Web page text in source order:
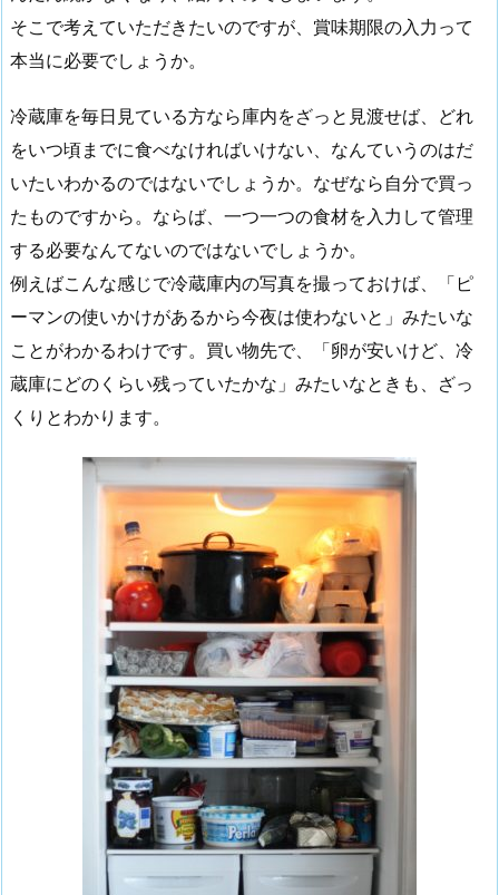
そこで考えていただきたいのですが、賞味期限の入力って
本当に必要でしょうか。
冷蔵庫を毎日見ている方なら庫内をざっと見渡せば、どれ
をいつ頃までに食べなければいけない、なんていうのはだ
いたいわかるのではないでしょうか。なぜなら自分で買っ
たものですから。ならば、一つ一つの食材を入力して管理
する必要なんてないのではないでしょうか。
例えばこんな感じで冷蔵庫内の写真を撮っておけば、「ピ
ーマンの使いかけがあるから今夜は使わないと」みたいな
ことがわかるわけです。買い物先で、「卵が安いけど、冷
蔵庫にどのくらい残っていたかな」みたいなときも、ざっ
くりとわかります。